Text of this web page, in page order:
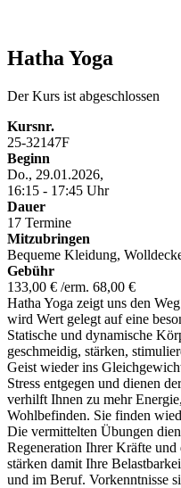
Hatha Yoga
Der Kurs ist abgeschlossen
Kursnr.
25-32147F
Beginn
Do., 29.01.2026,
16:15 - 17:45 Uhr
Dauer
17 Termine
Mitzubringen
Bequeme Kleidung,
Gebühr
133,00 € /erm. 68,00 €
Hatha Yoga zeigt uns den
wird Wert gelegt auf eine
Statische und dynamische
geschmeidig, stärken,
Geist wieder ins
Stress entgegen und dienen
verhilft Ihnen zu mehr
Wohlbefinden. Sie finden
Die vermittelten Übungen
Regeneration Ihrer Kräfte
stärken damit Ihre
und im Beruf. Vorkenntnisse